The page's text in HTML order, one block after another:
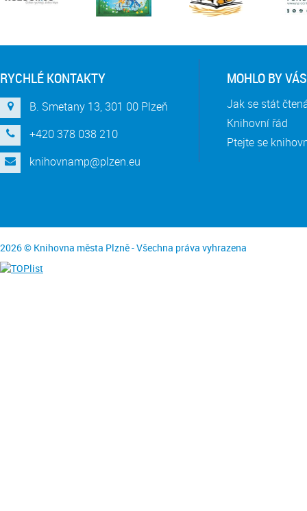
RYCHLÉ KONTAKTY
B. Smetany 13, 301 00 Plzeň
+420 378 038 210
knihovnamp@plzen.eu
MOHLO BY
Jak se stát
Knihovní řád
Ptejte se
2026 © Knihovna města Plzně - Všechna práva vyhrazena